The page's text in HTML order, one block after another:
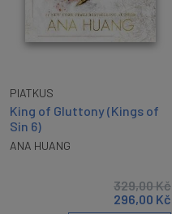
PIATKUS
King of Gluttony (Kings of
Sin 6)
ANA HUANG
329,00Kč
296,00 Kč